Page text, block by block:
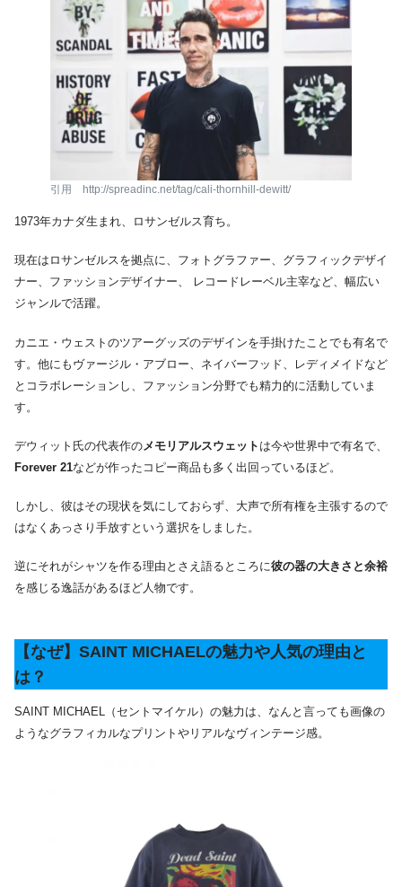
引用 http://spreadinc.net/tag/cali-thornhill-dewitt/
1973年カナダ生まれ、ロサンゼルス育ち。
現在はロサンゼルスを拠点に、フォトグラファー、グラフィックデザイ
ナー、ファッションデザイナー、 レコードレーベル主宰など、幅広い
ジャンルで活躍。
カニエ・ウェストのツアーグッズのデザインを手掛けたことでも有名で
す。他にもヴァージル・アブロー、ネイバーフッド、レディメイドなど
とコラボレーションし、ファッション分野でも精力的に活動していま
す。
デウィット氏の代表作の メモリアルスウェット は今や世界中で有名で、
Forever 21などが作ったコピー商品も多く出回っているほど。
しかし、彼はその現状を気にしておらず、大声で所有権を主張するので
はなくあっさり手放すという選択をしました。
逆にそれがシャツを作る理由とさえ語るところに彼の器の大きさと余裕
を感じる逸話があるほど人物です。
【なぜ】SAINT MICHAELの魅力や人気の理由と
は？
SAINT MICHAEL（セントマイケル）の魅力は、なんと言っても画像の
ようなグラフィカルなプリントやリアルなヴィンテージ感。